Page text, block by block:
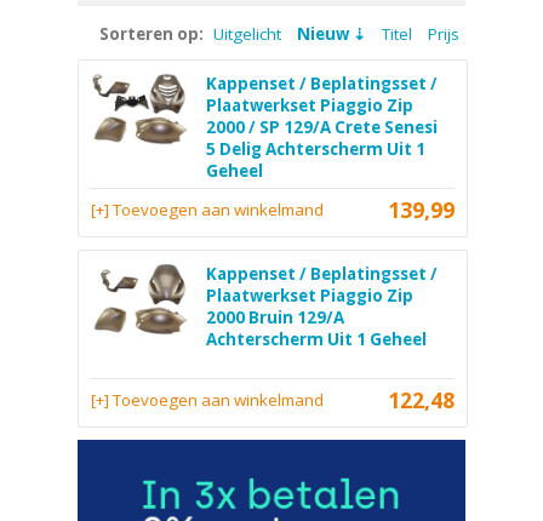
Sorteren op: Uitgelicht Nieuw Titel Prijs
Kappenset / Beplatingsset /
Plaatwerkset Piaggio Zip
2000 / SP 129/A Crete Senesi
5 Delig Achterscherm Uit 1
Geheel
139,99
[+] Toevoegen aan winkelmand
Kappenset / Beplatingsset /
Plaatwerkset Piaggio Zip
2000 Bruin 129/A
Achterscherm Uit 1 Geheel
122,48
[+] Toevoegen aan winkelmand